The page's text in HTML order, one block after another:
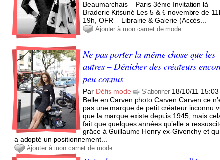
Beaumarchais – Paris 3ème Invitation là
Braderie Kitsuné Les 5 & 6 novembre de
19h, OFR – Librairie & Galerie (Accès...
Ajouter à mon carnet de mode
Ne pas porter la même chose que les
autres – Dénicher des créateurs
peu connus
Par Défis mode S'abonner 18/10/11 15:03
Belle en Carven photo Carven Carven ce
pas une marque de petit créateur inconnu
que la marque existe depuis 1945, mais
fait que quelques années qu’elle a
grâce à Guillaume Henry ex-Givenchy et
a adopté un positionnement...
Ajouter à mon carnet de mode